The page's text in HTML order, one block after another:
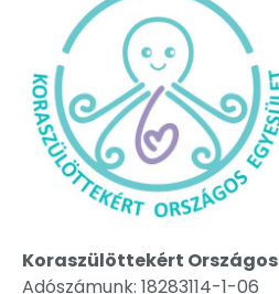
Koraszülöttekért
Adószámunk: 18283114-1-06